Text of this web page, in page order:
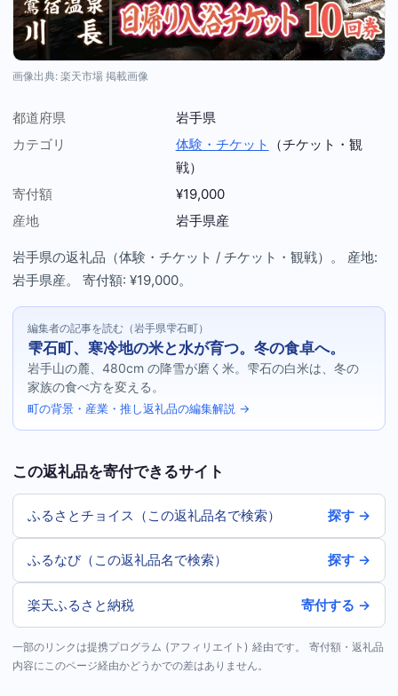
画像出典: 楽天市場 掲載画像
都道府県
岩手県
カテゴリ
体験・チケット
（チケット・観
戦）
寄付額
¥19,000
産地
岩手県産
岩手県の返礼品（体験・チケット / チケット・観戦）。 産地:
岩手県産。 寄付額: ¥19,000。
編集者の記事を読む（岩手県雫石町）
雫石町、寒冷地の米と水が育つ。冬の食卓へ。
岩手山の麓、480cm の降雪が磨く米。雫石の白米は、冬の
家族の食べ方を変える。
町の背景・産業・推し返礼品の編集解説 →
この返礼品を寄付できるサイト
ふるさとチョイス（この返礼品名で検索） 探す →
ふるなび（この返礼品名で検索） 探す →
楽天ふるさと納税 寄付する →
一部のリンクは提携プログラム (アフィリエイト) 経由です。 寄付額・返礼品
内容にこのページ経由かどうかでの差はありません。